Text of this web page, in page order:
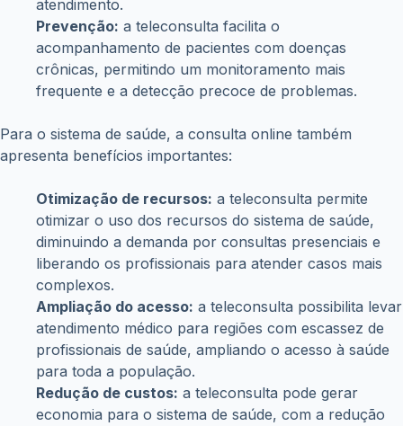
atendimento.
Prevenção: a teleconsulta facilita o
acompanhamento de pacientes com doenças
crônicas, permitindo um monitoramento mais
frequente e a detecção precoce de problemas.
Para o sistema de saúde, a consulta online também
apresenta benefícios importantes:
Otimização de recursos: a teleconsulta permite
otimizar o uso dos recursos do sistema de saúde,
diminuindo a demanda por consultas presenciais e
liberando os profissionais para atender casos mais
complexos.
Ampliação do acesso: a teleconsulta possibilita levar
atendimento médico para regiões com escassez de
profissionais de saúde, ampliando o acesso à saúde
para toda a população.
Redução de custos: a teleconsulta pode gerar
economia para o sistema de saúde, com a redução